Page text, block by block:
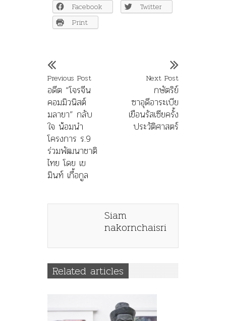
Facebook
Twitter
Print
Previous Post
อดีต “โจรจีน
คอมมิวนิสต์
มลายา” กลับ
ใจ น้อมนำ
โครงการ ร.9
ร่วมพัฒนาชาติ
ไทย โดย เข
มินท์ เกื้อกูล
Next Post
กษัตริย์
ซาอุดีอาระเบีย
เยือนรัสเซียครั้ง
ประวัติศาสตร์
Siam
nakornchaisri
Related articles